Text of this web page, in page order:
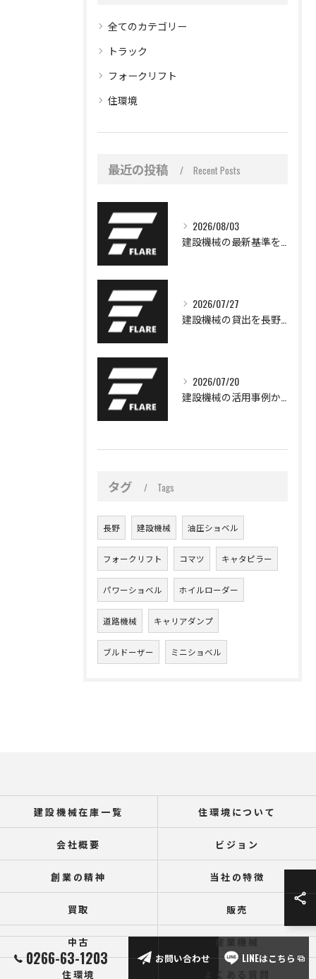
全てのカテゴリー
トラック
フォークリフト
住環境
最近の投稿 Recent Posts
2026/08/03
建設機械の最新基準を整理して2026年以降に使える機種選定のポイントを徹底解説
2026/07/27
建設機械の貸出を長野県諏訪市岡村で効率よく活用するためのポイントと選び方
2026/07/20
建設機械の活用事例から学ぶ現場効率化と安全対策の最新動向
タグ Tags
長野 建設機械 油圧ショベル
フォークリフト コマツ キャタピラー
パワーショベル ホイルローダー
道路機械 キャリアダンプ
ブルドーザー ミニショベル
0266-63-1203 お問い合わせ LINEはこちら
建設機械在庫一覧 住環境について
会社概要 ビジョン
創業の精神 当社の特徴
買取 販売
中古 産業機械
住環境 よくある質問